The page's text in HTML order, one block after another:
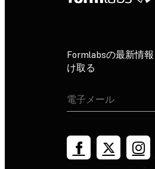
Formlabsの最新情
け取る